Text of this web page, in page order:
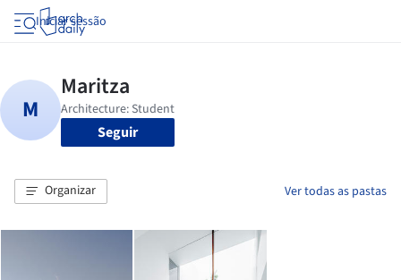
Iniciar sessão
Seguir
Organizar Ver todas as pastas